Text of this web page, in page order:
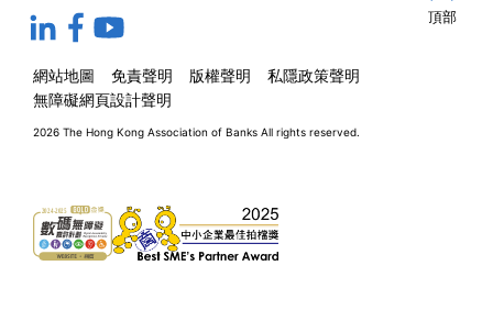
網站地圖 免責聲明 版權聲明
私隱政策聲明
無障礙網頁設計聲明
2026 The Hong Kong Association of Banks All rights reserved.
頂部